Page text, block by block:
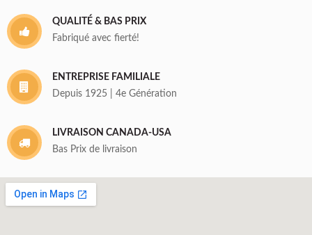
QUALITÉ & BAS PRIX
Fabriqué avec fierté!
ENTREPRISE FAMILIALE
Depuis 1925 | 4e Génération
LIVRAISON CANADA-USA
Bas Prix de livraison